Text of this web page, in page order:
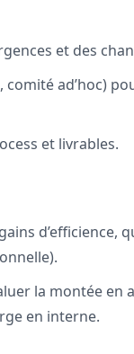
et des
ad’hoc)
et livrables.
d’efficience,
la montée en
en interne.